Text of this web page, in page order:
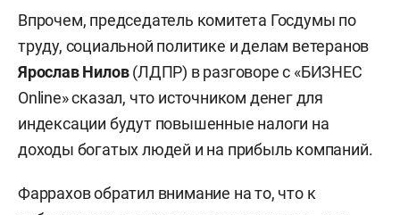
некоей справедливости, когда, получая и
заработную плату, и пенсию, вы говорите:
„Давайте еще и индексировать пенсию“», —
отчитывался Силуанов перед депутатами в 2020
году.
Однако в 2024-м подход власти к вопросу
изменился. На пленарной сессии Петербургского
Впрочем, председатель комитета Госдумы по
труду, социальной политике и делам ветеранов
Ярослав Нилов(ЛДПР) в разговоре с «БИЗНЕС
Online» сказал, что источником денег для
индексации будут повышенные налоги на
доходы богатых людей и на прибыль компаний.
Фаррахов обратил внимание на то, что к